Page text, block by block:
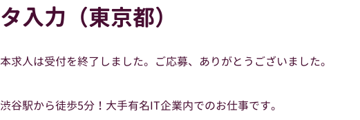
タ入力（東京都）
本求人は受付を終了しました。ご応募、ありがとうございました。
渋谷駅から徒歩5分！大手有名IT企業内でのお仕事です。